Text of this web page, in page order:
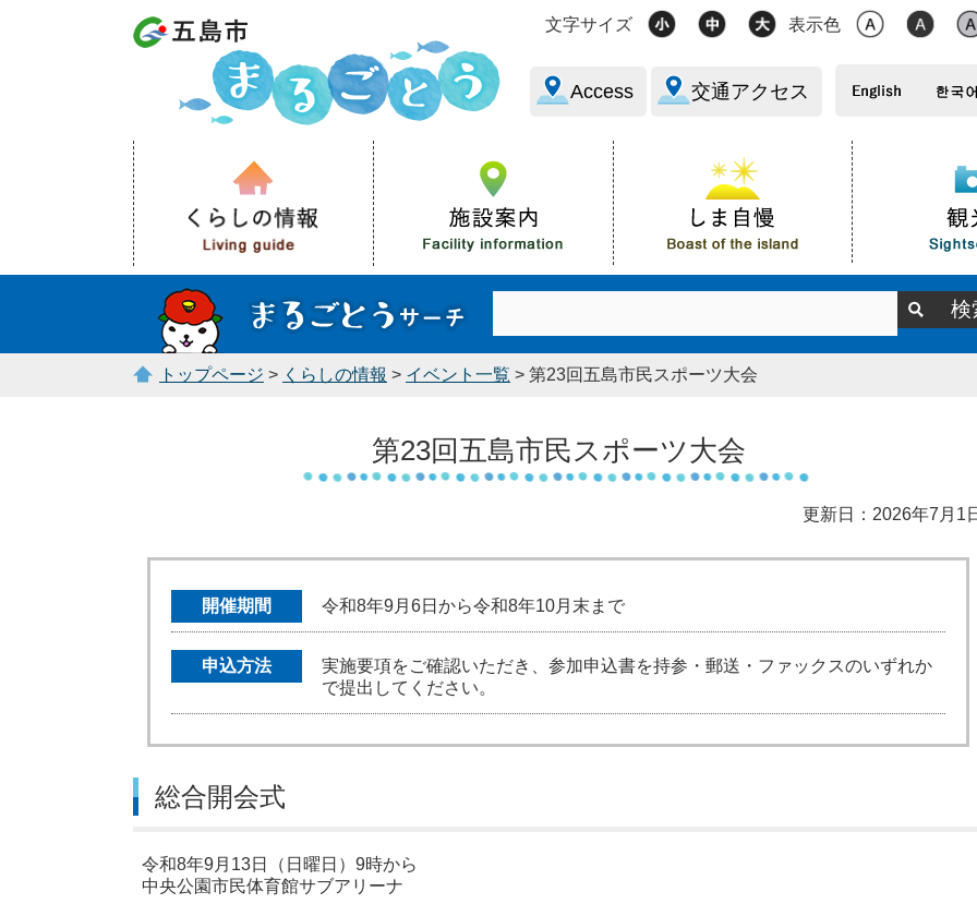
文字サイズ 表示色
Access 交通アクセス
トップページ > くらしの情報 > イベント一覧 > 第23回五島市民スポーツ大会
第23回五島市民スポーツ大会
更新日：2026年7月1
開催期間 令和8年9月6日から令和8年10月末まで
申込方法
実施要項をご確認いただき、参加申込書を持参・郵送・ファックスのいずれか
で提出してください。
総合開会式
令和8年9月13日（日曜日）9時から
中央公園市民体育館サブアリーナ